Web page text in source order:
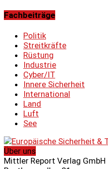
Fachbeiträge
Politik
Streitkräfte
Rüstung
Industrie
Cyber/IT
Innere Sicherheit
International
Land
Luft
See
Über uns
Mittler Report Verlag GmbH